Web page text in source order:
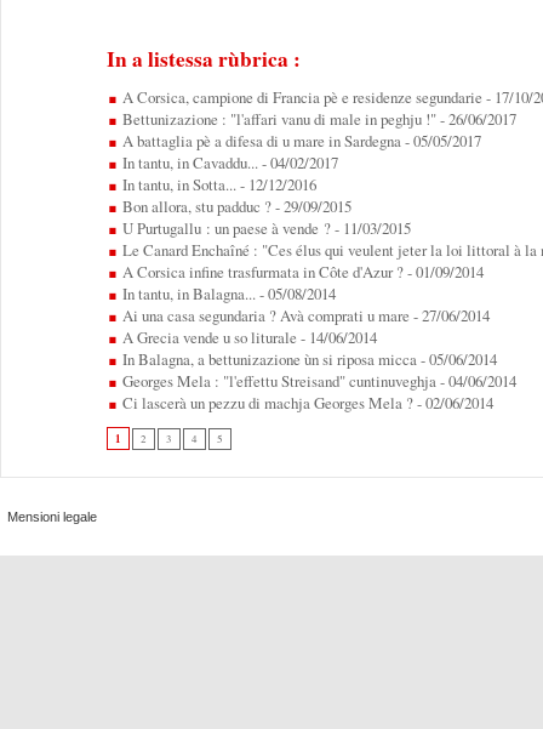
In a listessa rùbrica :
A Corsica, campione di Francia pè e residenze segundarie - 17/10/
Bettunizazione : "l'affari vanu di male in peghju !"- 26/06/2017
A battaglia pè a difesa di u mare in Sardegna- 05/05/2017
In tantu, in Cavaddu...- 04/02/2017
In tantu, in Sotta...- 12/12/2016
Bon allora, stu padduc ?- 29/09/2015
U Purtugallu : un paese à vende ?- 11/03/2015
Le Canard Enchaîné : "Ces élus qui veulent jeter la loi littoral à la
A Corsica infine trasfurmata in Côte d'Azur ?- 01/09/2014
In tantu, in Balagna...- 05/08/2014
Ai una casa segundaria ? Avà comprati u mare - 27/06/2014
A Grecia vende u so liturale - 14/06/2014
In Balagna, a bettunizazione ùn si riposa micca- 05/06/2014
Georges Mela : "l'effettu Streisand" cuntinuveghja- 04/06/2014
Ci lascerà un pezzu di machja Georges Mela ?- 02/06/2014
1 2 3 4 5
Mensioni legale